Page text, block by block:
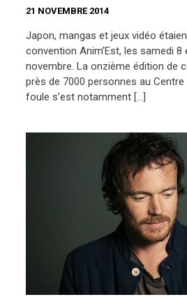
21 NOVEMBRE 2014
Japon, mangas et jeux vidéo
convention Anim’Est, les samedi 8
novembre. La onzième édition de
près de 7000 personnes au Centre
foule s’est notamment […]